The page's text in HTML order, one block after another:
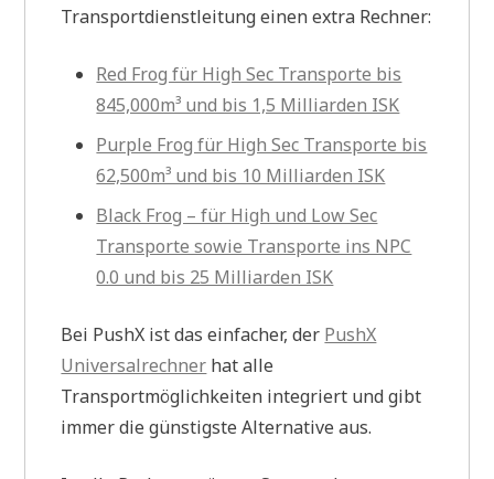
Transportdienstleitung einen extra Rechner:
Red Frog für High Sec Transporte bis
845,000m³ und bis 1,5 Milliarden ISK
Purple Frog für High Sec Transporte bis
62,500m³ und bis 10 Milliarden ISK
Black Frog – für High und Low Sec
Transporte sowie Transporte ins NPC
0.0 und bis 25 Milliarden ISK
Bei PushX ist das einfacher, der PushX
Universalrechner hat alle
Transportmöglichkeiten integriert und gibt
immer die günstigste Alternative aus.